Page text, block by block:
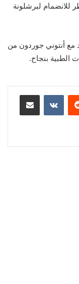
للانضمام لبرشلونة
مع أنتوني جوردون من
الطبية بنجاح.
مشاركة عبر البريد